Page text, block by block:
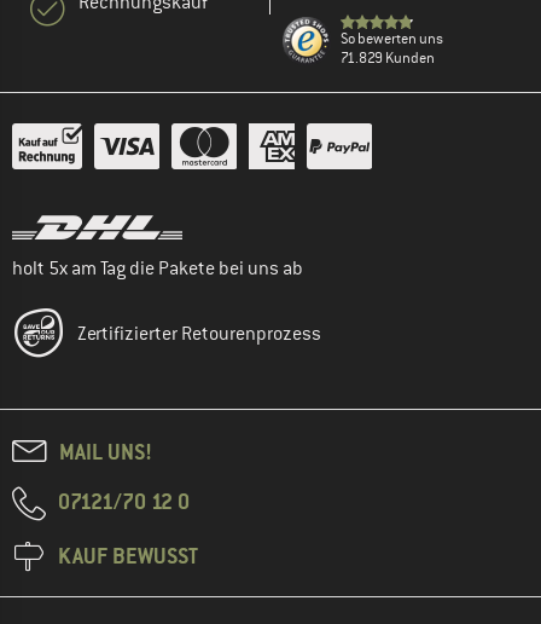
So bewerten uns
71.829 Kunden
holt 5x am Tag die Pakete bei uns ab
Zertifizierter Retourenprozess
MAIL UNS!
07121/70 12 0
KAUF BEWUSST